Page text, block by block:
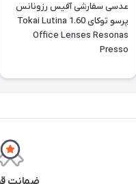
‎عدسی سفارشی آفیس رزونانس
پرسو توکای 1.60 Tokai Lutina
Office Lenses Resonas
Presso
ضمانت